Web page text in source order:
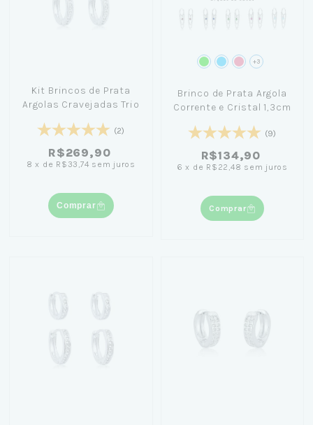
Kit Brincos de Prata
Argolas Cravejadas Trio
(2)
R$269,90
8 x de R$33,74 sem juros
Comprar
+3
Brinco de Prata Argola
Corrente e Cristal 1,3cm
(9)
R$134,90
6 x de R$22,48 sem juros
Comprar